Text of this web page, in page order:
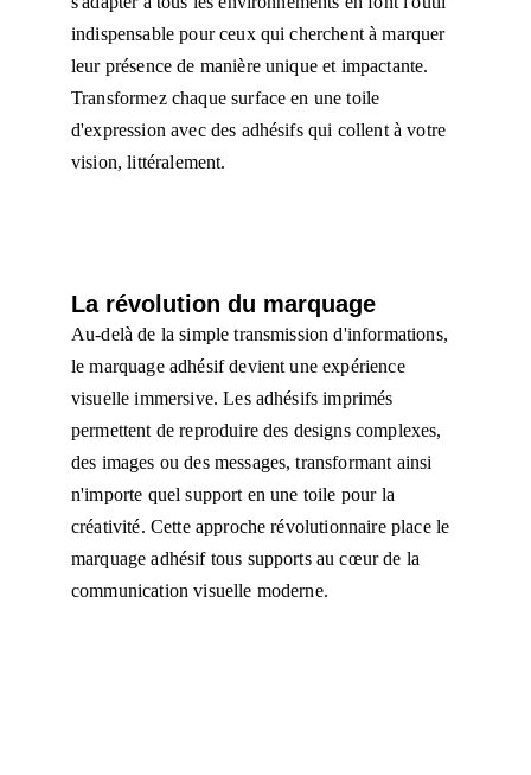
indispensable pour ceux qui cherchent à marquer
leur présence de manière unique et impactante.
Transformez chaque surface en une toile
d'expression avec des adhésifs qui collent à votre
vision, littéralement.
Au-delà de la simple transmission d'informations,
le marquage adhésif devient une expérience
visuelle immersive. Les adhésifs imprimés
permettent de reproduire des designs complexes,
des images ou des messages, transformant ainsi
n'importe quel support en une toile pour la
créativité. Cette approche révolutionnaire place le
marquage adhésif tous supports au cœur de la
communication visuelle moderne.
La révolution du marquage